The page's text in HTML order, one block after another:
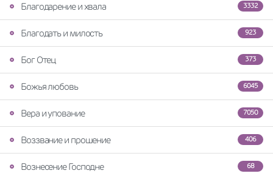
3332
Благодарение и хвала
923
Благодать и милость
373
Бог Отец
6045
Божья любовь
7050
Вера и упование
406
Воззвание и прошение
68
Вознесение Господне